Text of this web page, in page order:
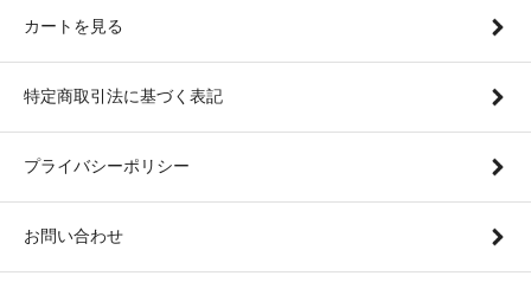
カートを見る
特定商取引法に基づく表記
プライバシーポリシー
お問い合わせ